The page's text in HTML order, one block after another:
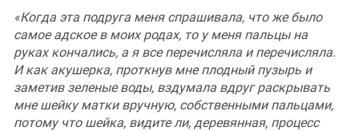
«Когда эта подруга меня спрашивала, что же было
самое адское в моих родах, то у меня пальцы на
руках кончались, а я все перечисляла и перечисляла.
И как акушерка, проткнув мне плодный пузырь и
заметив зеленые воды, вздумала вдруг раскрывать
мне шейку матки вручную, собственными пальцами,
потому что шейка, видите ли, деревянная, процесс